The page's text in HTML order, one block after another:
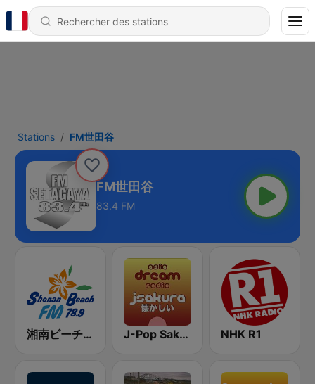
Stations FM世田谷
FM世田谷
83.4 FM
湘南ビーチFM (Shonan Beach FM) J-Pop Sakura 懐かしい NHK R1